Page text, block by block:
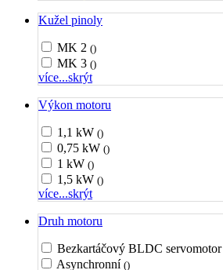
Kužel pinoly
MK 2 ()
MK 3 ()
více...skrýt
Výkon motoru
1,1 kW ()
0,75 kW ()
1 kW ()
1,5 kW ()
více...skrýt
Druh motoru
Bezkartáčový BLDC servomotor
Asynchronní ()